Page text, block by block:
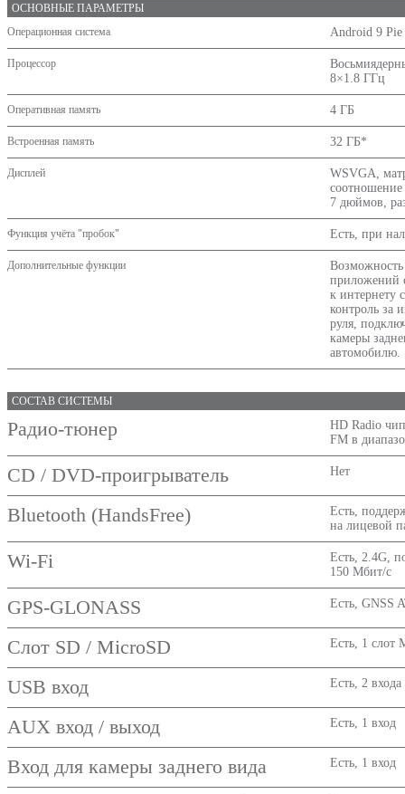
ОСНОВНЫЕ ПАРАМЕТРЫ
Операционная система
Android
Процессор
8×1.8 ГГц
Оперативная память 4 ГБ
Встроенная память 32 ГБ*
Дисплей
WSVGA,
соотношение
7 дюймов,
Функция учёта "пробок" Есть, при
Дополнительные функции
Возможность
приложений
к интернету
контроль за
руля,
камеры
автомобилю.
СОСТАВ СИСТЕМЫ
Радио-тюнер
HD Radio
FM в
CD / DVD-проигрыватель Нет
Bluetooth (HandsFree)
Есть,
на лицевой
Wi-Fi
Есть, 2.4G,
150 Мбит/с
GPS-GLONASS Есть, GNSS
Слот SD / MicroSD Есть, 1 слот
USB вход Есть, 2 входа
AUX вход / выход Есть, 1 вход
Вход для камеры заднего вида Есть, 1 вход